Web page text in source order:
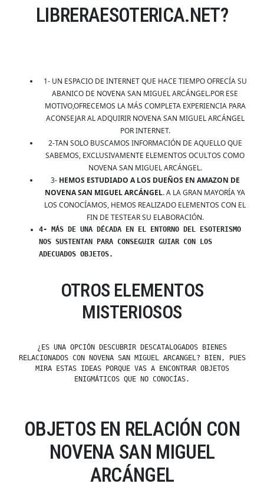
LIBRERAESOTERICA.NET?
1- UN ESPACIO DE INTERNET QUE HACE TIEMPO OFRECÍA SU
ABANICO DE NOVENA SAN MIGUEL ARCÁNGEL.POR ESE
MOTIVO,OFRECEMOS LA MÁS COMPLETA EXPERIENCIA PARA
ACONSEJAR AL ADQUIRIR NOVENA SAN MIGUEL ARCÁNGEL
POR INTERNET.
2-TAN SOLO BUSCAMOS INFORMACIÓN DE AQUELLO QUE
SABEMOS, EXCLUSIVAMENTE ELEMENTOS OCULTOS COMO
NOVENA SAN MIGUEL ARCÁNGEL.
3- HEMOS ESTUDIADO A LOS DUEÑOS EN AMAZON DE
NOVENA SAN MIGUEL ARCÁNGEL. A LA GRAN MAYORÍA YA
LOS CONOCÍAMOS, HEMOS REALIZADO ELEMENTOS CON EL
FIN DE TESTEAR SU ELABORACIÓN.
4- MÁS DE UNA DÉCADA EN EL ENTORNO DEL ESOTERISMO
NOS SUSTENTAN PARA CONSEGUIR GUIAR CON LOS
ADECUADOS OBJETOS.
OTROS ELEMENTOS
MISTERIOSOS
¿ES UNA OPCIÓN DESCUBRIR DESCATALOGADOS BIENES
RELACIONADOS CON NOVENA SAN MIGUEL ARCANGEL? BIEN, PUES
MIRA ESTAS IDEAS PORQUE VAS A ENCONTRAR OBJETOS
ENIGMÁTICOS QUE NO CONOCÍAS.
OBJETOS EN RELACIÓN CON
NOVENA SAN MIGUEL
ARCÁNGEL